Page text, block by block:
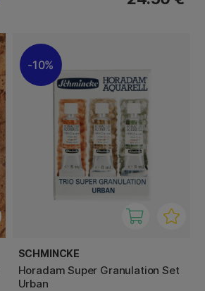
10%
SCHMINCKE
Horadam Super Granulation Set
Urban